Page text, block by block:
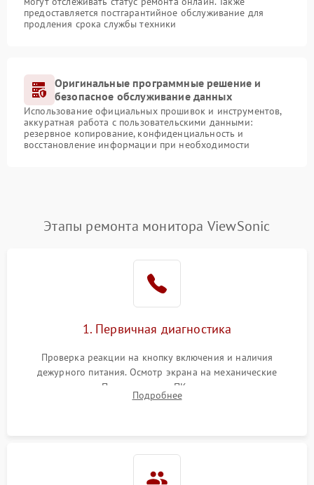
предоставляется постгарантийное обслуживание для
продления срока службы техники
Оригинальные программные решение и
безопасное обслуживание данных
Использование официальных прошивок и инструментов,
аккуратная работа с пользовательскими данными:
резервное копирование, конфиденциальность и
восстановление информации при необходимости
Этапы ремонта монитора ViewSonic
1. Первичная диагностика
Проверка реакции на кнопку включения и наличия
дежурного питания. Осмотр экрана на механические
повреждения. Подключение к ПК для оценки вывода
изображения, работы подсветки и выявления артефактов на
Подробнее